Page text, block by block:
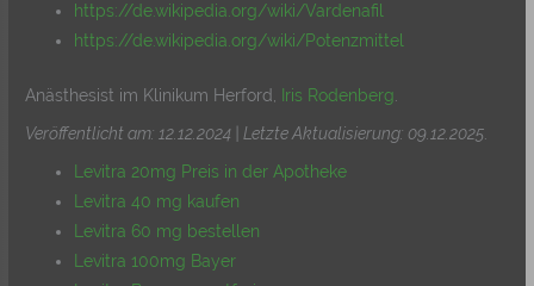
https://de.wikipedia.org/wiki/Vardenafil
https://de.wikipedia.org/wiki/Potenzmittel
Anästhesist im Klinikum Herford, Iris Rodenberg
Veröffentlicht am: 12.12.2024 | Letzte Aktualisierung: 09.12.2025
Levitra 20mg Preis in der Apotheke
Levitra 40 mg kaufen
Levitra 60 mg bestellen
Levitra 100mg Bayer